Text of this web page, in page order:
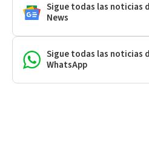
Sigue todas las noticias
News
Sigue todas las noticias
WhatsApp